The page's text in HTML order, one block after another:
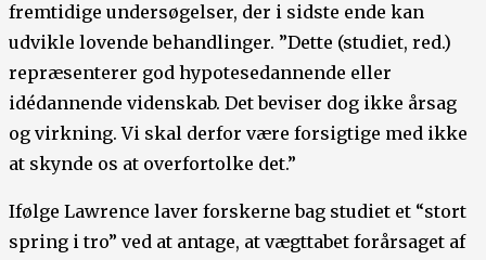
fremtidige undersøgelser, der i sidste ende kan
udvikle lovende behandlinger. ”Dette (studiet, red.)
repræsenterer god hypotesedannende eller
idédannende videnskab. Det beviser dog ikke årsag
og virkning. Vi skal derfor være forsigtige med ikke
at skynde os at overfortolke det.”
Ifølge Lawrence laver forskerne bag studiet et “stort
spring i tro” ved at antage, at vægttabet forårsaget af